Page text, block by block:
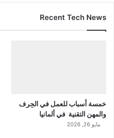
Recent Tech News
خمسة أسباب للعمل في الحِرف
والمهن التقنية في ألمانيا
مايو 26, 2026